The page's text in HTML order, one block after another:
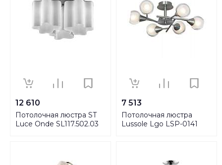
12 610
Потолочная люстра ST
Luce Onde SL117.502.03
7 513
Потолочная люстра
Lussole Lgo LSP-0141